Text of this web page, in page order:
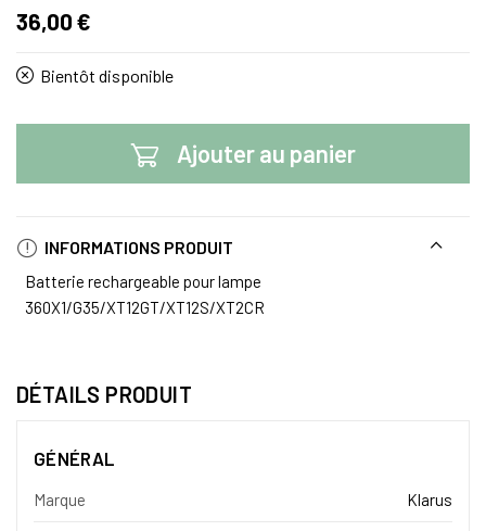
36,00 €
Bientôt disponible
Ajouter au panier
INFORMATIONS PRODUIT
Batterie rechargeable pour lampe
360X1/G35/XT12GT/XT12S/XT2CR
DÉTAILS PRODUIT
GÉNÉRAL
Marque Klarus